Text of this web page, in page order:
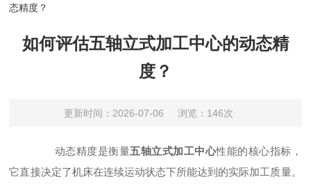
态精度？
如何评估五轴立式加工中心的动态精
度？
更新时间：2026-07-06 浏览：146次
动态精度是衡量五轴立式加工中心性能的核心指标，
它直接决定了机床在连续运动状态下所能达到的实际加工质量。